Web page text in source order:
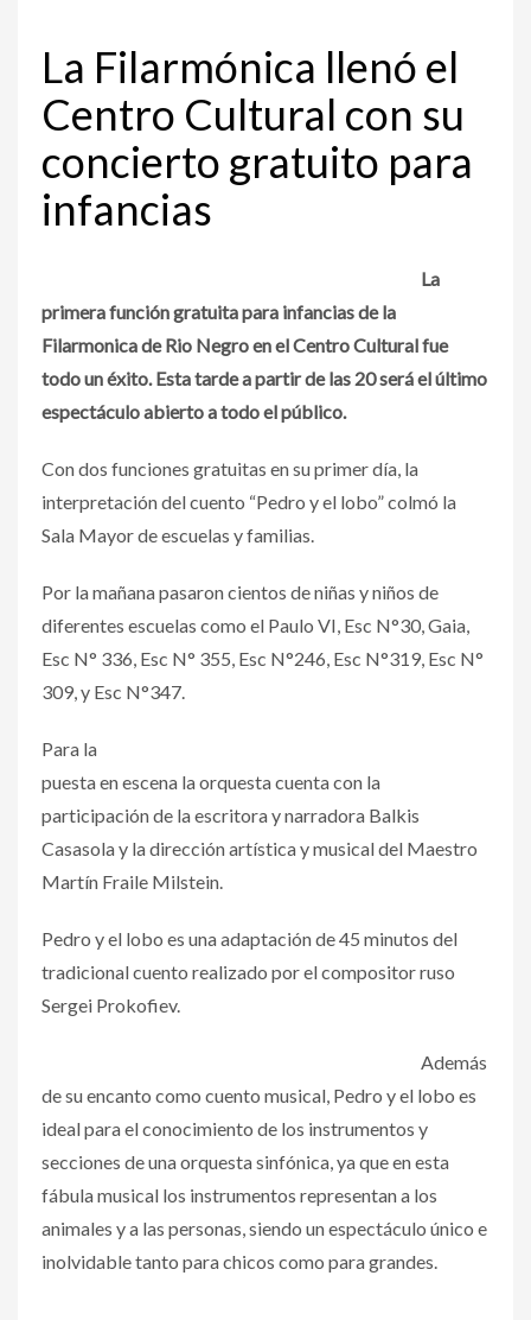
La Filarmónica llenó el
Centro Cultural con su
concierto gratuito para
infancias
La
primera función gratuita para infancias de la
Filarmonica de Rio Negro en el Centro Cultural fue
todo un éxito. Esta tarde a partir de las 20 será el último
espectáculo abierto a todo el público.
Con dos funciones gratuitas en su primer día, la
interpretación del cuento “Pedro y el lobo” colmó la
Sala Mayor de escuelas y familias.
Por la mañana pasaron cientos de niñas y niños de
diferentes escuelas como el Paulo VI, Esc N°30, Gaia,
Esc N° 336, Esc N° 355, Esc N°246, Esc N°319, Esc N°
309, y Esc N°347.
Para la
puesta en escena la orquesta cuenta con la
participación de la escritora y narradora Balkis
Casasola y la dirección artística y musical del Maestro
Martín Fraile Milstein.
Pedro y el lobo es una adaptación de 45 minutos del
tradicional cuento realizado por el compositor ruso
Sergei Prokofiev.
Además
de su encanto como cuento musical, Pedro y el lobo es
ideal para el conocimiento de los instrumentos y
secciones de una orquesta sinfónica, ya que en esta
fábula musical los instrumentos representan a los
animales y a las personas, siendo un espectáculo único e
inolvidable tanto para chicos como para grandes.